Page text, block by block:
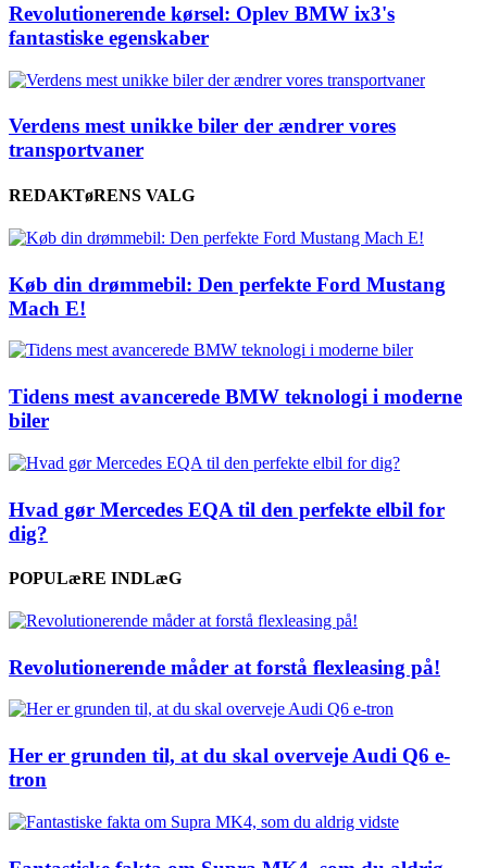
Revolutionerende kørsel: Oplev BMW ix3's
fantastiske egenskaber
Verdens mest unikke biler der ændrer vores
transportvaner
REDAKTøRENS VALG
Køb din drømmebil: Den perfekte Ford Mustang
Mach E!
Tidens mest avancerede BMW teknologi i moderne
biler
Hvad gør Mercedes EQA til den perfekte elbil for
dig?
POPULæRE INDLæG
Revolutionerende måder at forstå flexleasing på!
Her er grunden til, at du skal overveje Audi Q6 e-
tron